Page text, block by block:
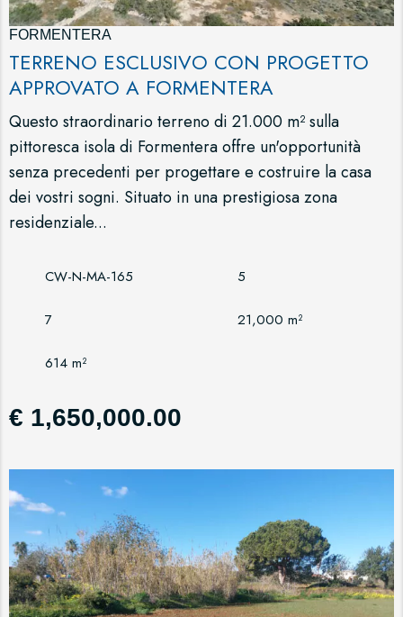
FORMENTERA
TERRENO ESCLUSIVO CON PROGETTO
APPROVATO A FORMENTERA
Questo straordinario terreno di 21.000 m² sulla
pittoresca isola di Formentera offre un'opportunità
senza precedenti per progettare e costruire la casa
dei vostri sogni. Situato in una prestigiosa zona
residenziale...
CW-N-MA-165 5
7 21,000 m²
614 m²
€ 1,650,000.00